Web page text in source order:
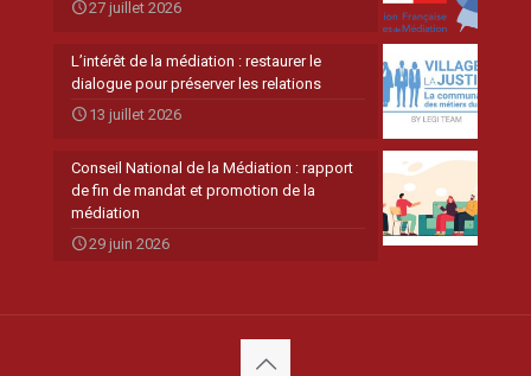
27 juillet 2026
L’intérêt de la médiation : restaurer le
dialogue pour préserver les relations
13 juillet 2026
Conseil National de la Médiation : rapport
de fin de mandat et promotion de la
médiation
29 juin 2026